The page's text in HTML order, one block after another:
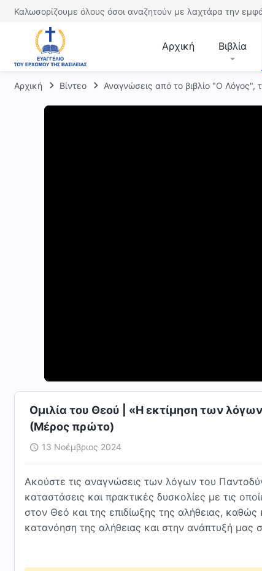
Καλωσορίζουμε όλους όσοι αναζητούν με λαχτάρα την
Αρχική Βιβλία
Αρχική Βίντεο Αναγνώσεις από το βιβλίο "Ο
Ομιλία του Θεού | «Η εκτίμηση των
(Μέρος πρώτο)
13 Νοέμβριος 2024
Ακούστε τις αναγνώσεις των λόγων του
καταστάσεις και πρακτικές δυσκολίες με τις
στον Θεό και της επιδίωξης της αλήθειας,
κατανόηση της αλήθειας και στην ανάπτυξή μας